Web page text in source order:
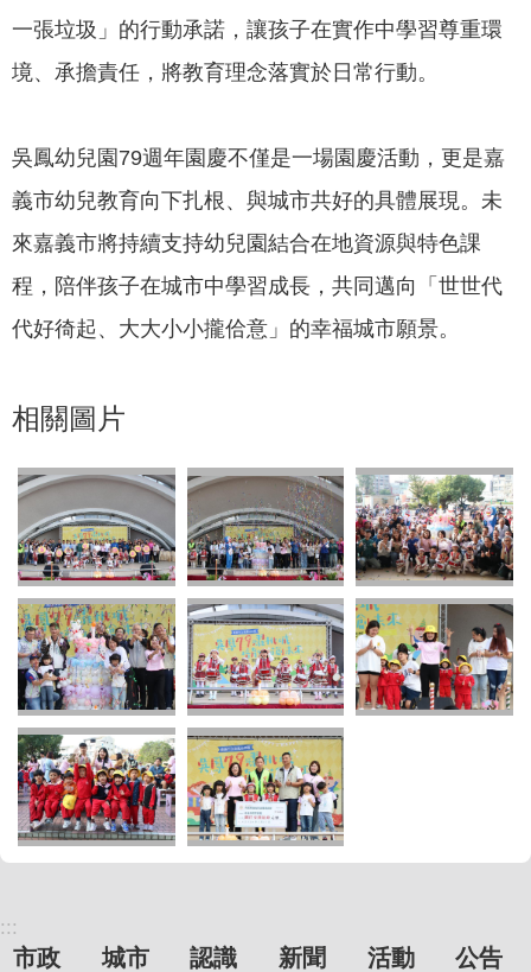
一張垃圾」的行動承諾，讓孩子在實作中學習尊重環
境、承擔責任，將教育理念落實於日常行動。
吳鳳幼兒園79週年園慶不僅是一場園慶活動，更是嘉
義市幼兒教育向下扎根、與城市共好的具體展現。未
來嘉義市將持續支持幼兒園結合在地資源與特色課
程，陪伴孩子在城市中學習成長，共同邁向「世世代
代好徛起、大大小小攏佮意」的幸福城市願景。
相關圖片
:::
市政
城市
認識
新聞 活動 公告